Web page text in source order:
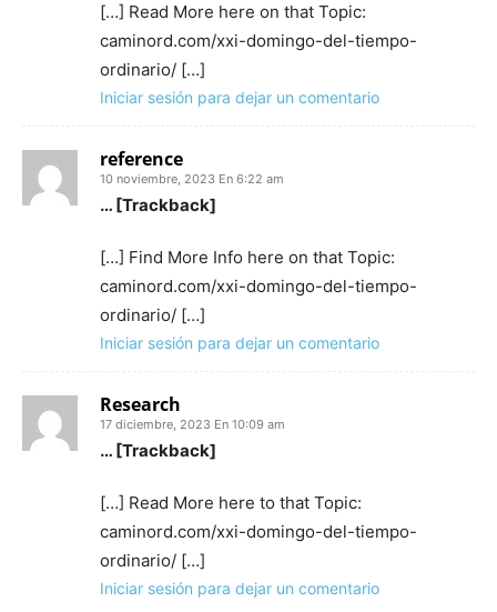
[…] Read More here on that Topic:
caminord.com/xxi-domingo-del-tiempo-
ordinario/ […]
Iniciar sesión para dejar un comentario
reference
10 noviembre, 2023 En 6:22 am
… [Trackback]
[…] Find More Info here on that Topic:
caminord.com/xxi-domingo-del-tiempo-
ordinario/ […]
Iniciar sesión para dejar un comentario
Research
17 diciembre, 2023 En 10:09 am
… [Trackback]
[…] Read More here to that Topic:
caminord.com/xxi-domingo-del-tiempo-
ordinario/ […]
Iniciar sesión para dejar un comentario